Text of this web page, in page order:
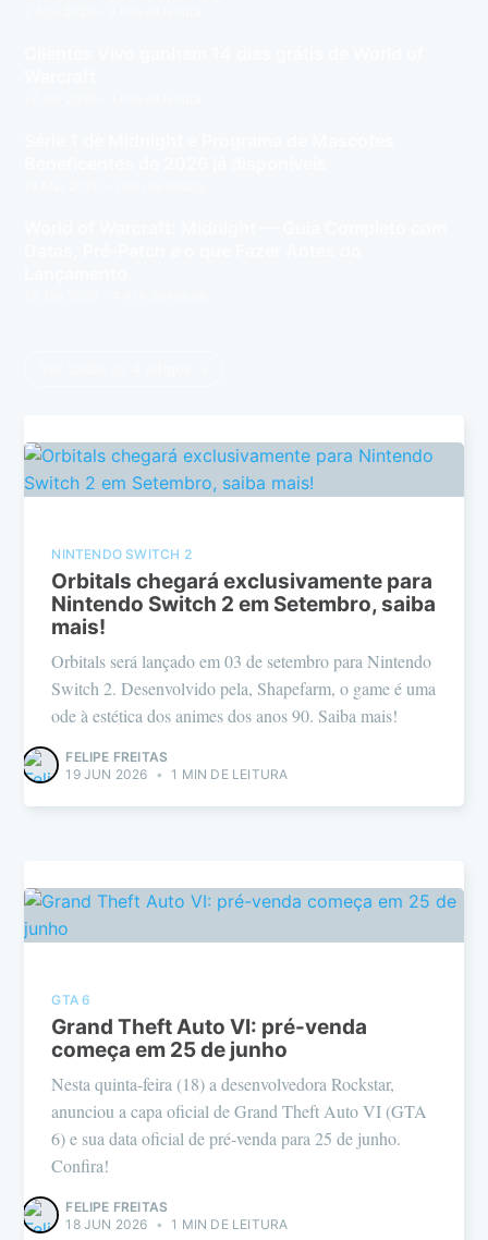
NINTENDO SWITCH 2
Orbitals chegará exclusivamente para
Nintendo Switch 2 em Setembro, saiba
mais!
Orbitals será lançado em 03 de setembro para Nintendo
Switch 2. Desenvolvido pela, Shapefarm, o game é uma
ode à estética dos animes dos anos 90. Saiba mais!
FELIPE FREITAS
19 JUN 2026 • 1 MIN DE LEITURA
GTA 6
Grand Theft Auto VI: pré-venda
começa em 25 de junho
Nesta quinta-feira (18) a desenvolvedora Rockstar,
anunciou a capa oficial de Grand Theft Auto VI (GTA
6) e sua data oficial de pré-venda para 25 de junho.
Confira!
FELIPE FREITAS
18 JUN 2026 • 1 MIN DE LEITURA